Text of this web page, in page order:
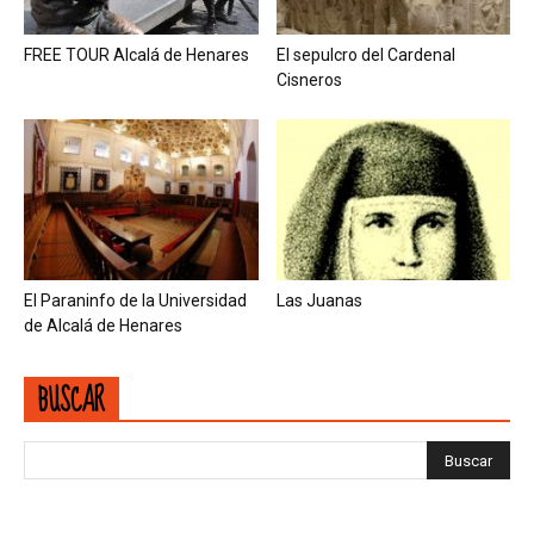
FREE TOUR Alcalá de Henares
El sepulcro del Cardenal
Cisneros
El Paraninfo de la Universidad
de Alcalá de Henares
Las Juanas
BUSCAR